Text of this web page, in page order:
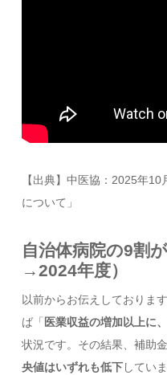
【出典】中医協：2025年
について」
自治体病院の9割
→2024年度）
以前からお伝えしておりま
ば「 医業収益の増加以上に
状況です。その結果、補助
央値はいずれも低下していま